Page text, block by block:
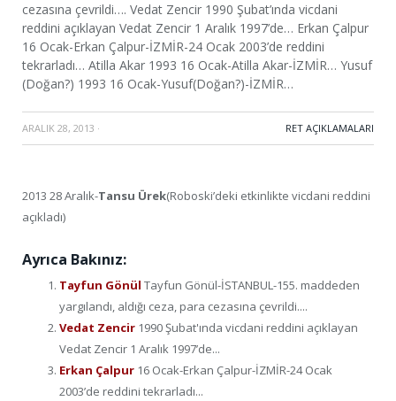
cezasına çevrildi…. Vedat Zencir 1990 Şubat’ında vicdani
reddini açıklayan Vedat Zencir 1 Aralık 1997’de… Erkan Çalpur
16 Ocak-Erkan Çalpur-İZMİR-24 Ocak 2003’de reddini
tekrarladı… Atilla Akar 1993 16 Ocak-Atilla Akar-İZMİR… Yusuf
(Doğan?) 1993 16 Ocak-Yusuf(Doğan?)-İZMİR…
ARALIK 28, 2013 · RET AÇIKLAMALARI
2013 28 Aralık-Tansu Ürek(Roboski’deki etkinlikte vicdani reddini
açıkladı)
Ayrıca Bakınız:
Tayfun Gönül Tayfun Gönül-İSTANBUL-155. maddeden
yargılandı, aldığı ceza, para cezasına çevrildi....
Vedat Zencir 1990 Şubat'ında vicdani reddini açıklayan
Vedat Zencir 1 Aralık 1997’de...
Erkan Çalpur 16 Ocak-Erkan Çalpur-İZMİR-24 Ocak
2003’de reddini tekrarladı...